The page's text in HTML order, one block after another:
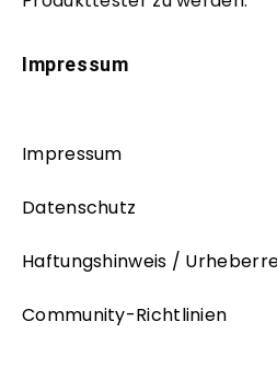
Impressum
Impressum
Datenschutz
Haftungshinweis /
Community-Richtlinien